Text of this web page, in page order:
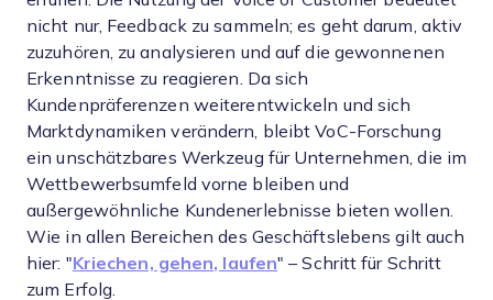
nicht nur, Feedback zu sammeln; es geht darum, aktiv
zuzuhören, zu analysieren und auf die gewonnenen
Erkenntnisse zu reagieren. Da sich
Kundenpräferenzen weiterentwickeln und sich
Marktdynamiken verändern, bleibt VoC-Forschung
ein unschätzbares Werkzeug für Unternehmen, die im
Wettbewerbsumfeld vorne bleiben und
außergewöhnliche Kundenerlebnisse bieten wollen.
Wie in allen Bereichen des Geschäftslebens gilt auch
hier: "Kriechen, gehen, laufen" – Schritt für Schritt
zum Erfolg.